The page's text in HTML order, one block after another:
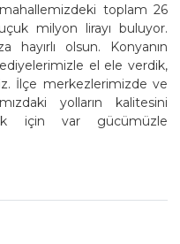
toplam 26
milyon lirayı buluyor.
hayırlı olsun. Konyanın
el ele verdik,
İlçe merkezlerimizde ve
yolların kalitesini
için var gücümüzle